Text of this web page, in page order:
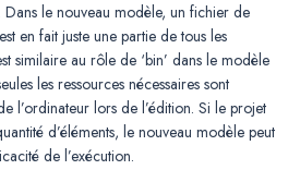
le nouveau modèle, un fichier de
en fait juste une partie de tous les
similaire au rôle de ‘bin’ dans le modèle
les ressources nécessaires sont
l’ordinateur lors de l’édition. Si le projet
d’éléments, le nouveau modèle peut
de l’exécution.